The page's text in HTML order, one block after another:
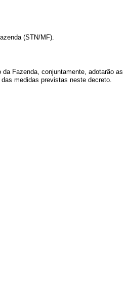
(STN/MF).
Fazenda, conjuntamente, adotarão as
medidas previstas neste decreto.